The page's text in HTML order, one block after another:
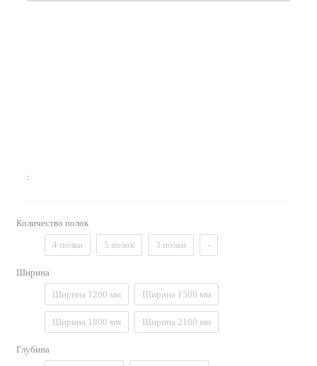
:
Количество полок
4 полки 5 полок 3 полки -
Ширина
Ширина 1200 мм Ширина 1500 мм
Ширина 1800 мм Ширина 2100 мм
Глубина